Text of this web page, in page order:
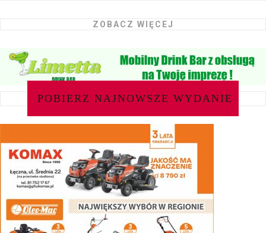
ZOBACZ WIĘCEJ
POBIERZ NAJNOWSZE WYDANIE